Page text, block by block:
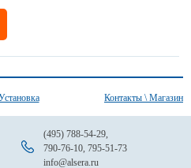
Контакты \ Магазин
(495) 788-54-29,
790-76-10, 795-51-73
info@alsera.ru